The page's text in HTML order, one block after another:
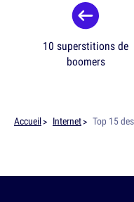
10 superstitions de
boomers
Accueil Internet Top 15